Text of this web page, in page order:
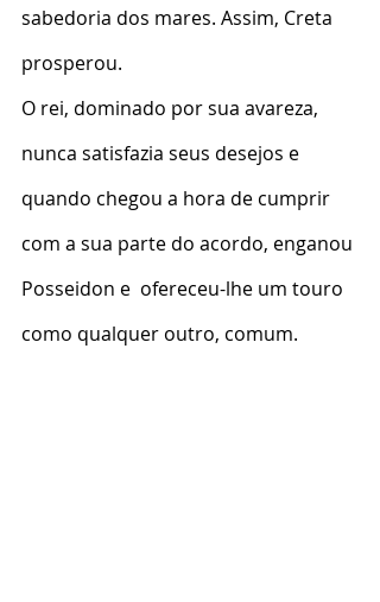
sabedoria dos mares. Assim, Creta
prosperou.
O rei, dominado por sua avareza,
nunca satisfazia seus desejos e
quando chegou a hora de cumprir
com a sua parte do acordo, enganou
Posseidon e  ofereceu-lhe um touro
como qualquer outro, comum.